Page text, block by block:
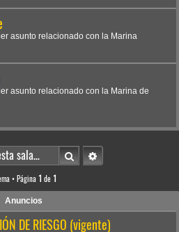
asunto relacionado con la Marina
asunto relacionado con la Marina de
BuscarBúsqueda avanzada
• Página 1 de 1
Anuncios
DE RIESGO (vigente)